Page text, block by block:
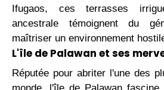
Ifugaos, ces terrasses
ancestrale témoignent du
maîtriser un environnement
L'île de Palawan et ses
Réputée pour abriter l'une des
monde, l'île de Palawan fascine